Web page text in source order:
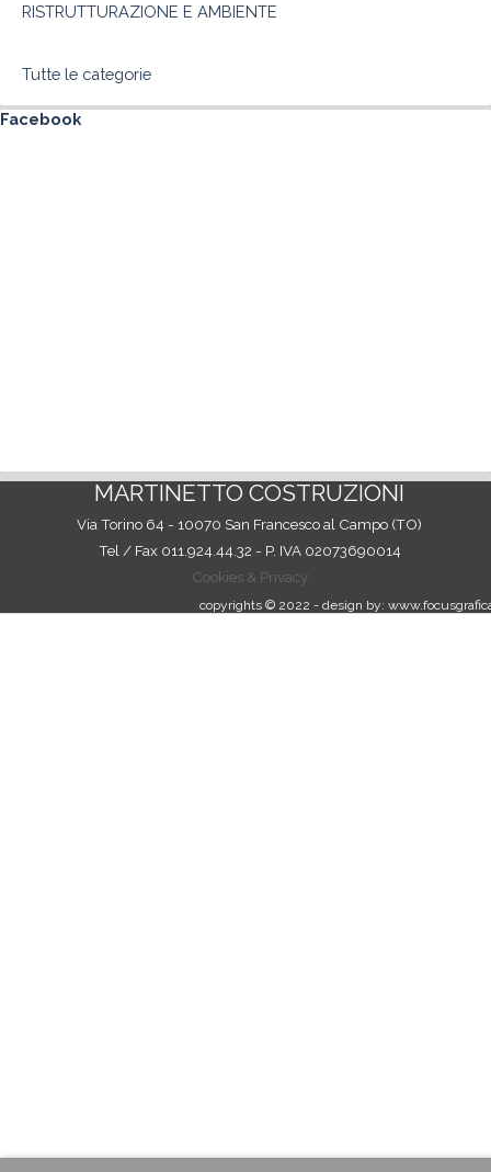
RISTRUTTURAZIONE E AMBIENTE
Tutte le categorie
Salta blocco Facebook
Facebook
MARTINETTO COSTRUZIONI
Via Torino 64 - 10070 San Francesco al Campo (TO)
Tel / Fax 011.924.44.32 - P. IVA 02073690014
Cookies & Privacy
copyrights © 2022 - design by:
Torna ai contenuti